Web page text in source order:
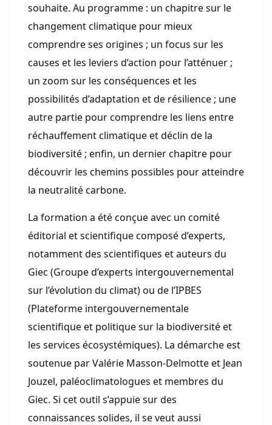
souhaite. Au programme : un chapitre sur le
changement climatique pour mieux
comprendre ses origines ; un focus sur les
causes et les leviers d’action pour l’atténuer ;
un zoom sur les conséquences et les
possibilités d’adaptation et de résilience ; une
autre partie pour comprendre les liens entre
réchauffement climatique et déclin de la
biodiversité ; enfin, un dernier chapitre pour
découvrir les chemins possibles pour atteindre
la neutralité carbone.
La formation a été conçue avec un comité
éditorial et scientifique composé d’experts,
notamment des scientifiques et auteurs du
Giec (Groupe d’experts intergouvernemental
sur l’évolution du climat) ou de l’IPBES
(Plateforme intergouvernementale
scientifique et politique sur la biodiversité et
les services écosystémiques). La démarche est
soutenue par Valérie Masson-Delmotte et Jean
Jouzel, paléoclimatologues et membres du
Giec. Si cet outil s’appuie sur des
connaissances solides, il se veut aussi